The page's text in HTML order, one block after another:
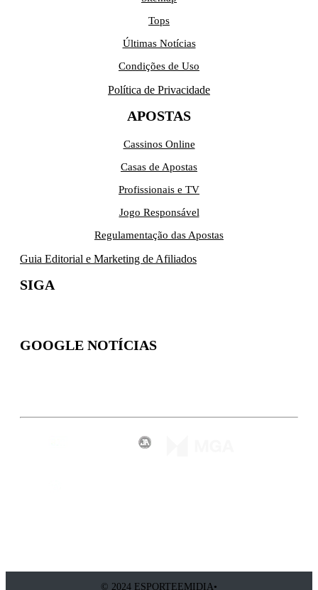
Tops
Últimas Notícias
Condições de Uso
Política de Privacidade
APOSTAS
Cassinos Online
Casas de Apostas
Profissionais e TV
Jogo Responsável
Regulamentação das Apostas
Guia Editorial e Marketing de Afiliados
SIGA
GOOGLE NOTÍCIAS
© 2024 ESPORTEEMIDIA•